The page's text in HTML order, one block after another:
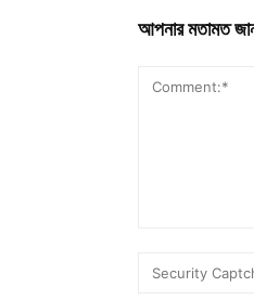
আপনার মতামত